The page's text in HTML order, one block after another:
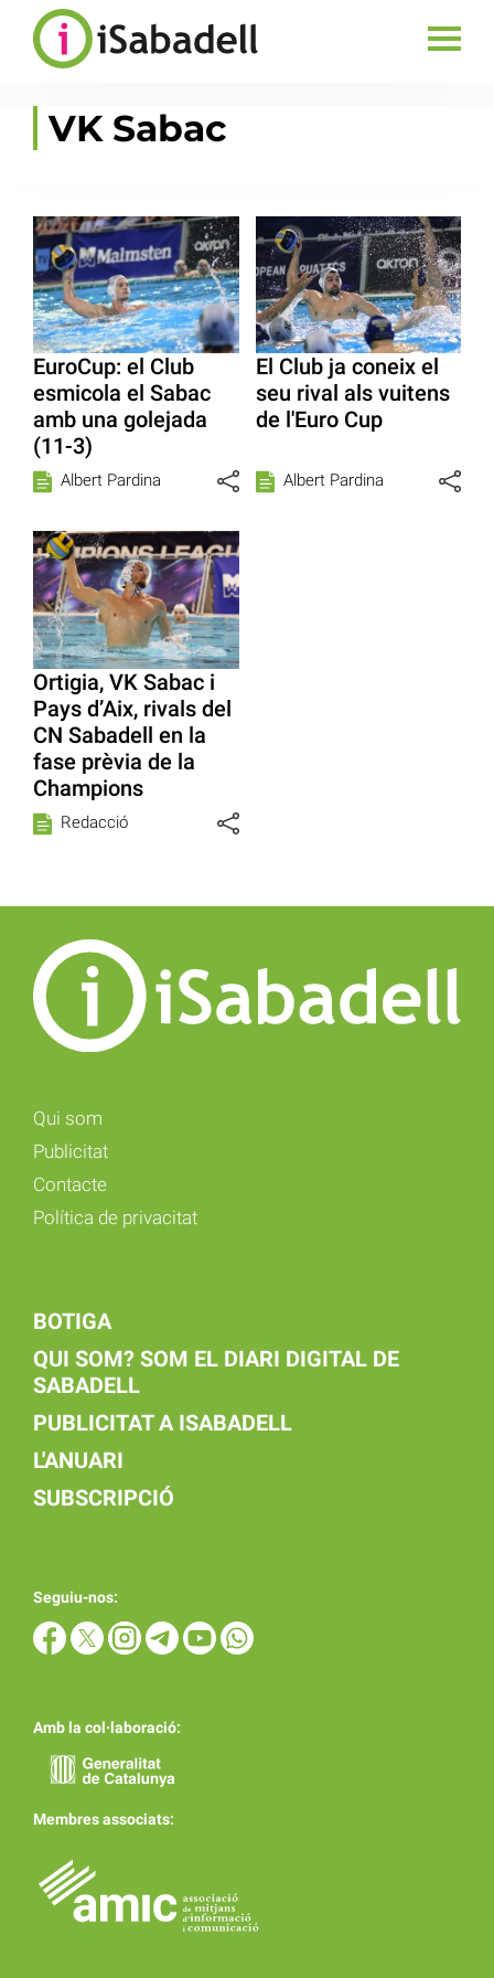
VK Sabac
EuroCup: el Club
esmicola el Sabac
amb una golejada
(11-3)
Albert Pardina
El Club ja coneix el
seu rival als vuitens
de l'Euro Cup
Albert Pardina
Ortigia, VK Sabac i
Pays d’Aix, rivals del
CN Sabadell en la
fase prèvia de la
Champions
Redacció
Qui som
Publicitat
Contacte
Política de privacitat
BOTIGA
QUI SOM? SOM EL DIARI DIGITAL DE
SABADELL
PUBLICITAT A ISABADELL
L'ANUARI
SUBSCRIPCIÓ
Seguiu-nos:
Amb la col·laboració:
Membres associats: